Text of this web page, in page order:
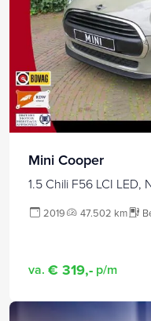
Mini Cooper
1.5 Chili F56 LCI LED,
2019 47.502 km
va. € 319,- p/m